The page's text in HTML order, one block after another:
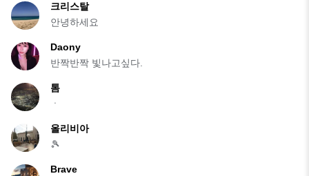
크리스탈
안녕하세요
Daony
반짝반짝 빛나고싶다.
톰
ㆍ
올리비아
🎾
Brave